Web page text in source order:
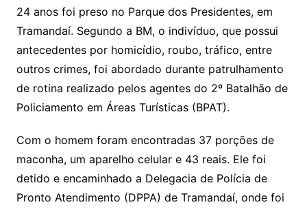
24 anos foi preso no Parque dos Presidentes, em
Tramandaí. Segundo a BM, o indivíduo, que possui
antecedentes por homicídio, roubo, tráfico, entre
outros crimes, foi abordado durante patrulhamento
de rotina realizado pelos agentes do 2º Batalhão de
Policiamento em Áreas Turísticas (BPAT).
Com o homem foram encontradas 37 porções de
maconha, um aparelho celular e 43 reais. Ele foi
detido e encaminhado a Delegacia de Polícia de
Pronto Atendimento (DPPA) de Tramandaí, onde foi